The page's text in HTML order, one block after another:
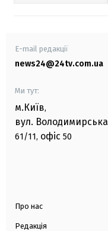
E-mail редакції
news24@24tv.com.ua
Ми тут:
м.Київ,
вул. Володимирська
61/11, офіс 50
Про нас
Редакція